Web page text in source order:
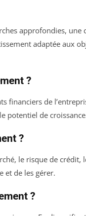
approfondies, une
adaptée aux
?
financiers de
potentiel de
?
le risque de crédit,
et de les gérer.
?